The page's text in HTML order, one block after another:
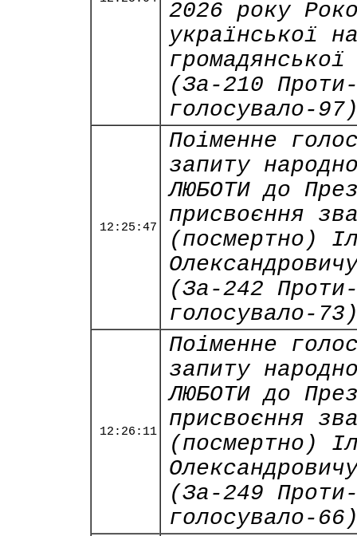
2026 року
української
(За-210
голосувало-
12:25:47
Поіменне
запиту
ЛЮБОТИ до
присвоєння
(посмертно)
(За-242
голосувало-
12:26:11
Поіменне
запиту
ЛЮБОТИ до
присвоєння
(посмертно)
(За-249
голосувало-